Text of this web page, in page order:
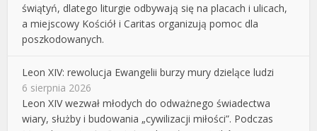
świątyń, dlatego liturgie odbywają się na placach i ulicach,
a miejscowy Kościół i Caritas organizują pomoc dla
poszkodowanych.
Leon XIV: rewolucja Ewangelii burzy mury dzielące ludzi
6 sierpnia 2026
Leon XIV wezwał młodych do odważnego świadectwa
wiary, służby i budowania „cywilizacji miłości”. Podczas